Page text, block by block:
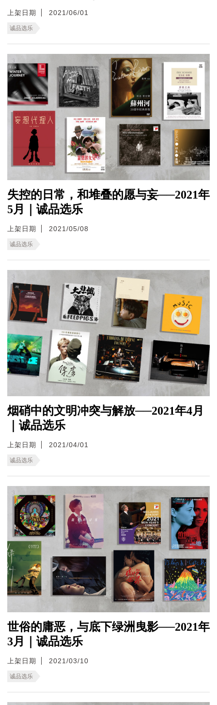
上架日期 2021/06/01
诚品选乐
失控的日常，和堆叠的愿与妄──2021年
5月｜诚品选乐
上架日期 2021/05/08
诚品选乐
烟硝中的文明冲突与解放──2021年4月
｜诚品选乐
上架日期 2021/04/01
诚品选乐
世俗的庸恶，与底下绿洲曳影──2021年
3月｜诚品选乐
上架日期 2021/03/10
诚品选乐